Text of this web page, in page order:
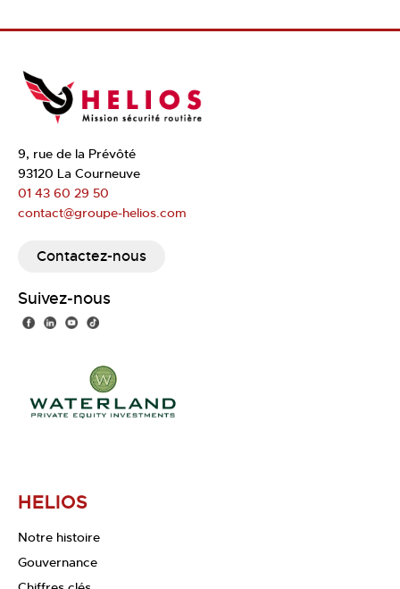
9, rue de la Prévôté
93120 La Courneuve
01 43 60 29 50
contact@groupe-helios.com
Contactez-nous
Suivez-nous
HELIOS
Notre histoire
Gouvernance